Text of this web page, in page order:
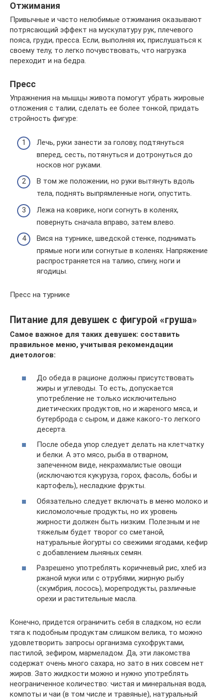
Отжимания
Привычные и часто нелюбимые отжимания оказывают
потрясающий эффект на мускулатуру рук, плечевого
пояса, груди, пресса. Если, выполняя их, прислушаться к
своему телу, то легко почувствовать, что нагрузка
переходит и на бедра.
Пресс
Упражнения на мышцы живота помогут убрать жировые
отложения с талии, сделать ее более тонкой, придать
стройность фигуре:
Лечь, руки занести за голову, подтянуться
вперед, сесть, потянуться и дотронуться до
носков ног руками.
В том же положении, но руки вытянуть вдоль
тела, поднять выпрямленные ноги, опустить.
Лежа на коврике, ноги согнуть в коленях,
повернуть сначала вправо, затем влево.
Вися на турнике, шведской стенке, поднимать
прямые ноги или согнутые в коленях. Напряжение
распространяется на талию, спину, ноги и
ягодицы.
Пресс на турнике
Питание для девушек с фигурой «груша»
Самое важное для таких девушек: составить
правильное меню, учитывая рекомендации
диетологов:
До обеда в рационе должны присутствовать
жиры и углеводы. То есть, допускается
употребление не только исключительно
диетических продуктов, но и жареного мяса, и
бутерброда с сыром, и даже какого-то легкого
десерта.
После обеда упор следует делать на клетчатку
и белки. А это мясо, рыба в отварном,
запеченном виде, некрахмалистые овощи
(исключаются кукуруза, горох, фасоль, бобы и
картофель), несладкие фрукты.
Обязательно следует включать в меню молоко и
кисломолочные продукты, но их уровень
жирности должен быть низким. Полезным и не
тяжелым будет творог со сметаной,
натуральные йогурты со свежими ягодами, кефир
с добавлением льняных семян.
Разрешено употреблять коричневый рис, хлеб из
ржаной муки или с отрубями, жирную рыбу
(скумбрия, лосось), морепродукты, различные
орехи и растительные масла.
Конечно, придется ограничить себя в сладком, но если
тяга к подобным продуктам слишком велика, то можно
удовлетворить запросы организма сухофруктами,
пастилой, зефиром, мармеладом. Да, эти лакомства
содержат очень много сахара, но зато в них совсем нет
жиров. Зато жидкости можно и нужно употреблять
неограниченное количество: чистая и минеральная вода,
компоты и чаи (в том числе и травяные), натуральный